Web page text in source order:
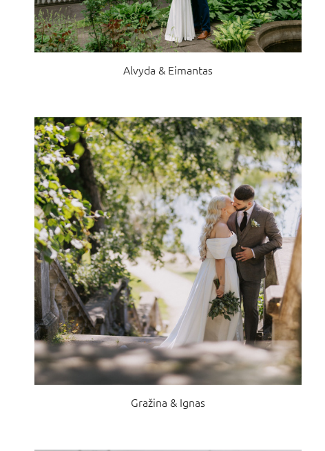
Alvyda & Eimantas
Gražina & Ignas